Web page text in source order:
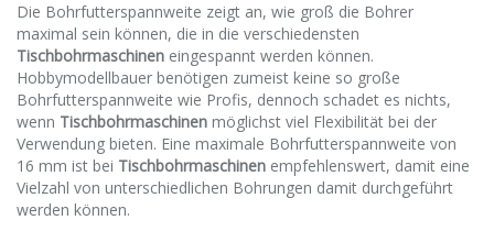
Die Bohrfutterspannweite zeigt an, wie groß die Bohrer
maximal sein können, die in die verschiedensten
Tischbohrmaschinen eingespannt werden können.
Hobbymodellbauer benötigen zumeist keine so große
Bohrfutterspannweite wie Profis, dennoch schadet es nichts,
wenn Tischbohrmaschinen möglichst viel Flexibilität bei der
Verwendung bieten. Eine maximale Bohrfutterspannweite von
16 mm ist bei Tischbohrmaschinen empfehlenswert, damit eine
Vielzahl von unterschiedlichen Bohrungen damit durchgeführt
werden können.